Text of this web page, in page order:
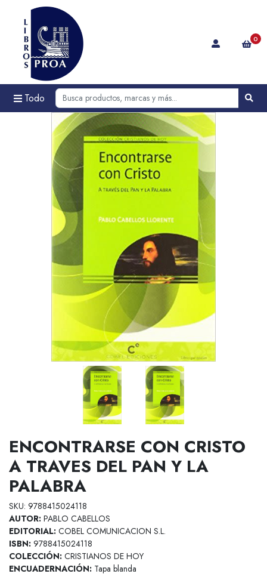
Todo
0
ENCONTRARSE CON CRISTO
A TRAVES DEL PAN Y LA
PALABRA
SKU: 9788415024118
AUTOR: PABLO CABELLOS
EDITORIAL: COBEL COMUNICACION S.L.
ISBN: 9788415024118
COLECCIÓN: CRISTIANOS DE HOY
ENCUADERNACIÓN: Tapa blanda